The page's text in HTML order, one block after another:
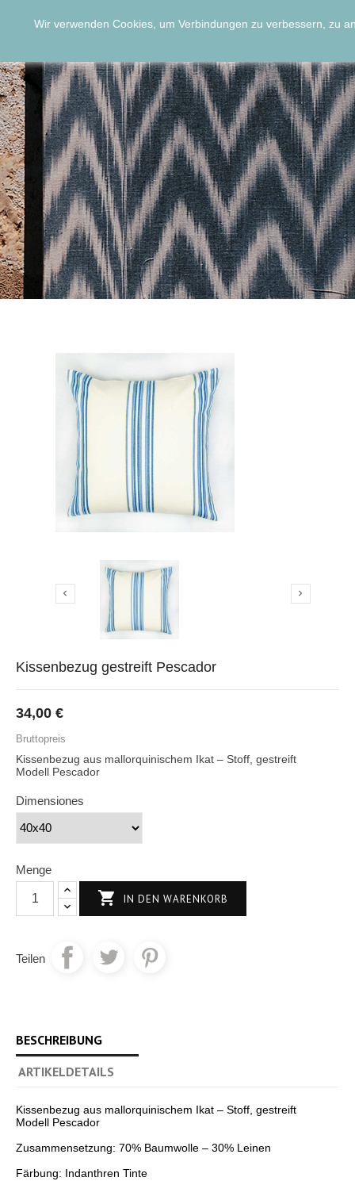
Wir verwenden Cookies, um Verbindungen zu verbessern, zu
 
Kissenbezug gestreift Pescador
34,00 €
Bruttopreis
Kissenbezug aus mallorquinischem Ikat – Stoff, gestreift
Modell Pescador
Dimensiones
Menge
 IN DEN WARENKORB
Teilen
BESCHREIBUNG
ARTIKELDETAILS
Kissenbezug aus mallorquinischem Ikat – Stoff, gestreift
Modell Pescador
Zusammensetzung: 70% Baumwolle – 30% Leinen
Färbung: Indanthren Tinte